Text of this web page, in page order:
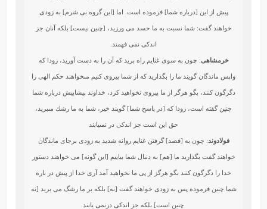
پیش از این [درباره شما] فرموده است. اما [این گروه بی شرم] به زودی
خواهند گفت: شما نسبت به ما حسد می ورزید، [چنین نیست] بلکه آنان جز
اندکی نمی فهمند.
خرمشاهی: چون به سوى غنايم راه بريد كه آن را به دست آوريد، زودا كه
واپس ماندگان گويند ما را بگذاريد كه از شما پيروى كنيم مى‏خواهند حكم الهى را
دگرگون كنند، بگو هرگز از ما پيروى نخواهيد كرد، خداوند پيشاپيش درباره شما
چنين گفته است، زودا كه [در پاسخ شما] گويند خير، شما به ما رشك مى‏بريد،
حق اين است جز اندكى در نمى‏يابند
فولادوند: چون به [قصد] گرفتن غنايم روانه شديد به زودى برجاى‏ ماندگان
خواهند گفت بگذاريد ما [هم] به دنبال شما بياييم [اين گونه] مى‏ خواهند دستور
خدا را دگرگون كنند بگو هرگز از پى ما نخواهيد آمد آرى خدا از پيش در باره
شما چنين فرموده پس به زودى خواهند گفت [نه] بلكه بر ما رشگ مى ‏بريد [نه
چنين است] بلكه جز اندكى درنمى‏ يابند